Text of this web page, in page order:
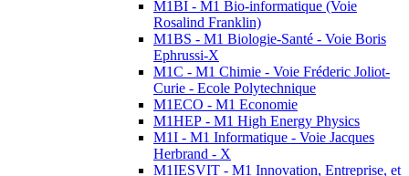
M1BI - M1 Bio-informatique (Voie
Rosalind Franklin)
M1BS - M1 Biologie-Santé - Voie Boris
Ephrussi-X
M1C - M1 Chimie - Voie Fréderic Joliot-
Curie - Ecole Polytechnique
M1ECO - M1 Economie
M1HEP - M1 High Energy Physics
M1I - M1 Informatique - Voie Jacques
Herbrand - X
M1IESVIT - M1 Innovation, Entreprise, et